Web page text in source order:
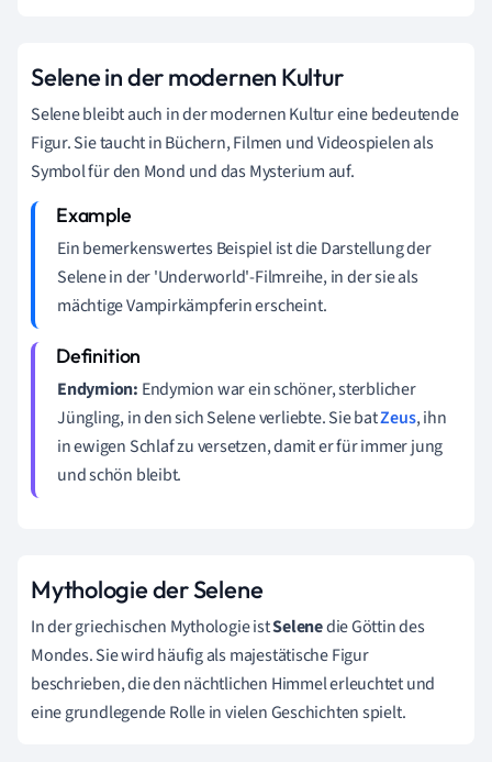
Selene in der modernen Kultur
Selene bleibt auch in der modernen Kultur eine bedeutende
Figur. Sie taucht in Büchern, Filmen und Videospielen als
Symbol für den Mond und das Mysterium auf.
Ein bemerkenswertes Beispiel ist die Darstellung der
Selene in der 'Underworld'-Filmreihe, in der sie als
mächtige Vampirkämpferin erscheint.
Endymion: Endymion war ein schöner, sterblicher
Jüngling, in den sich Selene verliebte. Sie batZeus, ihn
in ewigen Schlaf zu versetzen, damit er für immer jung
und schön bleibt.
Mythologie der Selene
In der griechischen Mythologie istSelenedie Göttin des
Mondes. Sie wird häufig als majestätische Figur
beschrieben, die den nächtlichen Himmel erleuchtet und
eine grundlegende Rolle in vielen Geschichten spielt.